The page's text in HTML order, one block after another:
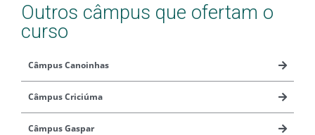
Outros câmpus que ofertam o
curso
Câmpus Canoinhas
Câmpus Criciúma
Câmpus Gaspar